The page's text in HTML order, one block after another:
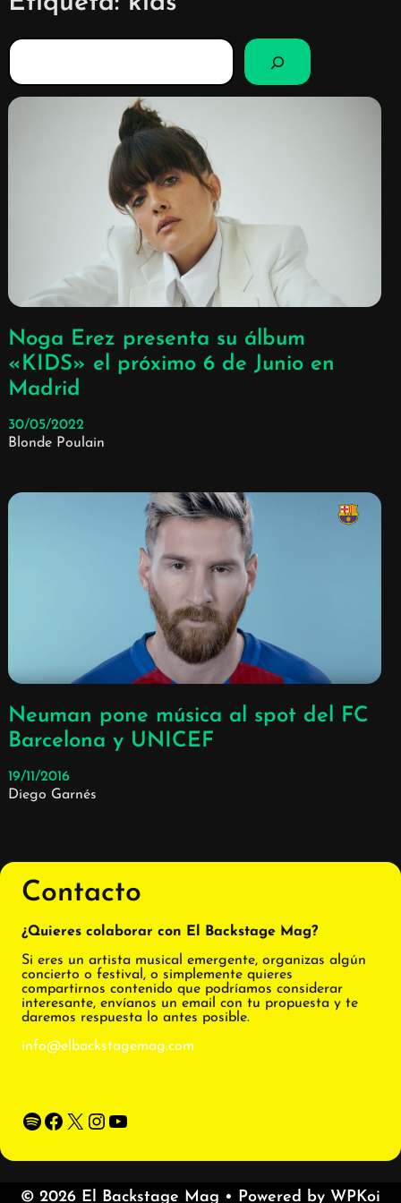
B
u
c
Noga Erez presenta su álbum
«KIDS» el próximo 6 de Junio en
Madrid
30/05/2022
Blonde Poulain
Neuman pone música al spot del FC
Barcelona y UNICEF
19/11/2016
Diego Garnés
Contacto
¿Quieres colaborar con El Backstage Mag?
Si eres un artista musical emergente, organizas algún
concierto o festival, o simplemente quieres
compartirnos contenido que podríamos considerar
interesante, envíanos un email con tu propuesta y te
daremos respuesta lo antes posible.
info@elbackstagemag.com
Spotify Facebook X Instagram YouTube
© 2026 El Backstage Mag • Powered by WPKoi